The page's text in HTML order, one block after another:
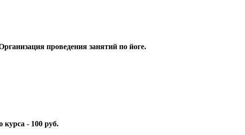
проведения занятий по йоге.
курса - 100 руб.